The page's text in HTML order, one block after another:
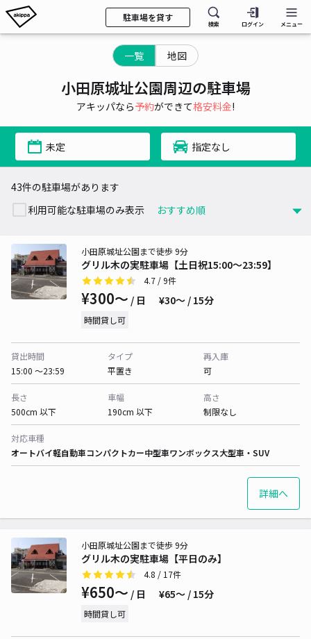
駐車場を貸す
検索 ログイン メニュー
一覧 地図
小田原城址公園周辺の駐車場
アキッパなら予約ができて格安料金!
未定 指定なし
43件の駐車場があります
利用可能な駐車場のみ表示
グリル木の実駐車場【土日祝15:00～23:59】
小田原城址公園まで徒歩 9分
4.7 / 9件
¥300〜 / 日 ¥30〜 / 15分
時間貸し可
貸出時間
15:00 〜23:59
タイプ
平置き
再入庫
可
長さ
500cm 以下
車幅
190cm 以下
高さ
制限なし
対応車種
オートバイ軽自動車コンパクトカー中型車ワンボックス大型車・SUV
詳細へ
グリル木の実駐車場【平日のみ】
小田原城址公園まで徒歩 9分
4.8 / 17件
¥650〜 / 日 ¥65〜 / 15分
時間貸し可